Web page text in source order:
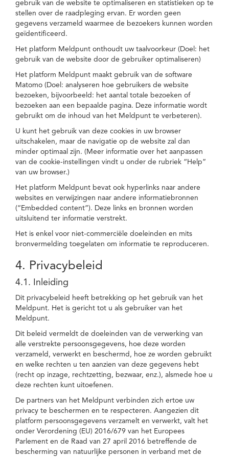
gebruik van de website te optimaliseren en statistieken op te
stellen over de raadpleging ervan. Er worden geen
gegevens verzameld waarmee de bezoekers kunnen worden
geïdentificeerd.
Het platform Meldpunt onthoudt uw taalvoorkeur (Doel: het
gebruik van de website door de gebruiker optimaliseren)
Het platform Meldpunt maakt gebruik van de software
Matomo (Doel: analyseren hoe gebruikers de website
bezoeken, bijvoorbeeld: het aantal totale bezoeken of
bezoeken aan een bepaalde pagina. Deze informatie wordt
gebruikt om de inhoud van het Meldpunt te verbeteren).
U kunt het gebruik van deze cookies in uw browser
uitschakelen, maar de navigatie op de website zal dan
minder optimaal zijn. (Meer informatie over het aanpassen
van de cookie-instellingen vindt u onder de rubriek “Help”
van uw browser.)
Het platform Meldpunt bevat ook hyperlinks naar andere
websites en verwijzingen naar andere informatiebronnen
(“Embedded content”). Deze links en bronnen worden
uitsluitend ter informatie verstrekt.
Het is enkel voor niet-commerciële doeleinden en mits
bronvermelding toegelaten om informatie te reproduceren.
4. Privacybeleid
4.1. Inleiding
Dit privacybeleid heeft betrekking op het gebruik van het
Meldpunt. Het is gericht tot u als gebruiker van het
Meldpunt.
Dit beleid vermeldt de doeleinden van de verwerking van
alle verstrekte persoonsgegevens, hoe deze worden
verzameld, verwerkt en beschermd, hoe ze worden gebruikt
en welke rechten u ten aanzien van deze gegevens hebt
(recht op inzage, rechtzetting, bezwaar, enz.), alsmede hoe u
deze rechten kunt uitoefenen.
De partners van het Meldpunt verbinden zich ertoe uw
privacy te beschermen en te respecteren. Aangezien dit
platform persoonsgegevens verzamelt en verwerkt, valt het
onder Verordening (EU) 2016/679 van het Europees
Parlement en de Raad van 27 april 2016 betreffende de
bescherming van natuurlijke personen in verband met de